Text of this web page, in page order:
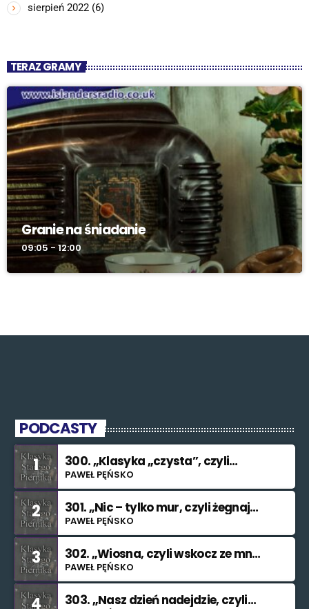
sierpień 2022 (6)
TERAZ GRAMY
Granie na śniadanie
09:05 - 12:00
PODCASTY
1
300. „Klasyka „czysta”, czyli
znowu nie świętuję”
PAWEŁ PĘŃSKO
2
301. „Nic – tylko mur, czyli żegnaj
smutku”
PAWEŁ PĘŃSKO
3
302. „Wiosna, czyli wskocz ze mną
do rzeki”
PAWEŁ PĘŃSKO
4
303. „Nasz dzień nadejdzie, czyli